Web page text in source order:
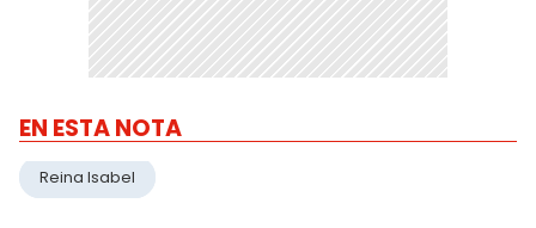
EN ESTA NOTA
Reina Isabel